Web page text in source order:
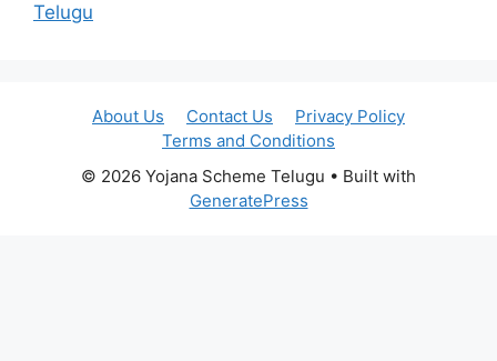
Telugu
About Us Contact Us
Privacy Policy
Terms and Conditions
© 2026 Yojana Scheme Telugu • Built with
GeneratePress